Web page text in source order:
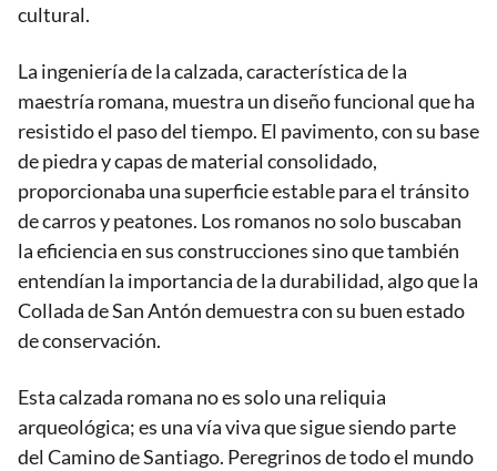
cultural.
La ingeniería de la calzada, característica de la
maestría romana, muestra un diseño funcional que ha
resistido el paso del tiempo. El pavimento, con su base
de piedra y capas de material consolidado,
proporcionaba una superficie estable para el tránsito
de carros y peatones. Los romanos no solo buscaban
la eficiencia en sus construcciones sino que también
entendían la importancia de la durabilidad, algo que la
Collada de San Antón demuestra con su buen estado
de conservación.
Esta calzada romana no es solo una reliquia
arqueológica; es una vía viva que sigue siendo parte
del Camino de Santiago. Peregrinos de todo el mundo